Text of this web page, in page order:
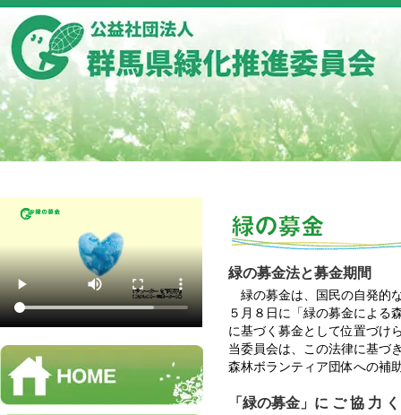
緑の募金法と募金期間
緑の募金は、国民の自発的
５月８日に「緑の募金による
に基づく募金として位置づけ
当委員会は、この法律に基づ
森林ボランティア団体への補
「緑の募金」に ご 協 力